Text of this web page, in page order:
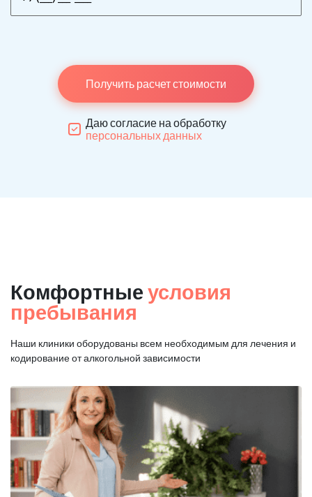
Получить расчет стоимости
Даю согласие на обработку
персональных данных
Комфортные условия
пребывания
Наши клиники оборудованы всем необходимым для лечения и
кодирование от алкогольной зависимости